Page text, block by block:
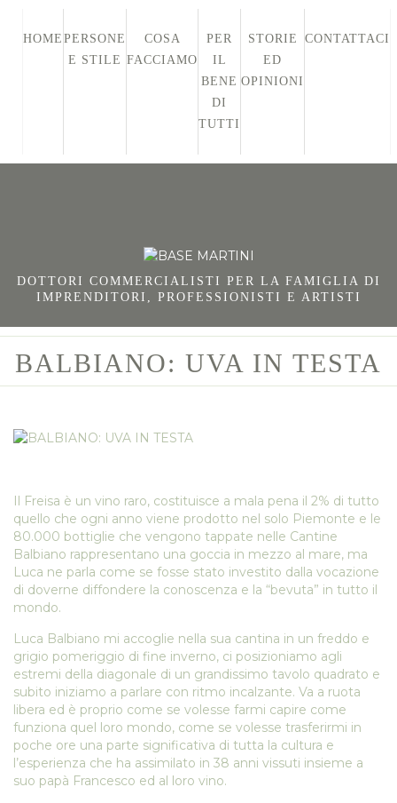
HOME PERSONE
E STILE
COSA
FACCIAMO
PER
IL
BENE
DI
TUTTI
STORIE
ED
OPINIONI
CONTATTACI
DOTTORI COMMERCIALISTI PER LA FAMIGLIA DI
IMPRENDITORI, PROFESSIONISTI E ARTISTI
BALBIANO: UVA IN TESTA
Il Freisa è un vino raro, costituisce a mala pena il 2% di tutto
quello che ogni anno viene prodotto nel solo Piemonte e le
80.000 bottiglie che vengono tappate nelle Cantine
Balbiano rappresentano una goccia in mezzo al mare, ma
Luca ne parla come se fosse stato investito dalla vocazione
di doverne diffondere la conoscenza e la “bevuta” in tutto il
mondo.
Luca Balbiano mi accoglie nella sua cantina in un freddo e
grigio pomeriggio di fine inverno, ci posizioniamo agli
estremi della diagonale di un grandissimo tavolo quadrato e
subito iniziamo a parlare con ritmo incalzante. Va a ruota
libera ed è proprio come se volesse farmi capire come
funziona quel loro mondo, come se volesse trasferirmi in
poche ore una parte significativa di tutta la cultura e
l’esperienza che ha assimilato in 38 anni vissuti insieme a
suo papà Francesco ed al loro vino.